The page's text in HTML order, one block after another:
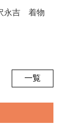
永吉 着物
一覧